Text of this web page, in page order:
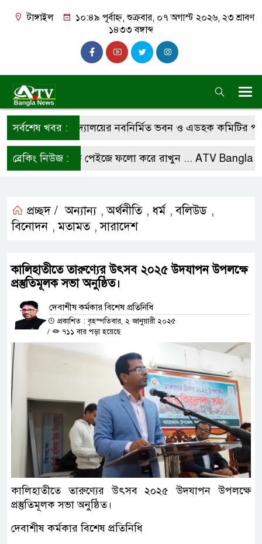
টাঙ্গাইল
১০:৪৯ পূর্বাহ্ন, শুক্রবার, ০৭ অগাস্ট ২০২৬, ২৩ শ্রাবণ
১৪৩৩ বঙ্গাব্দ
সর্বশেষ খবর :
চারান উচ্চ বিদ্যালয়ের নবনির্মিত ভবন ও এডহক কমিটির
ব্রেকিং নিউজ :ফেসবুক পেইজে ফলো করে রাখুন ...ATV Bangla
প্রচ্ছদ / অন্যান্য ,অর্থনীতি , ধর্ম ,বলিউড ,
বিনোদন ,মতামত ,সারাদেশ
কালিহাতীতে তারুণ্যের উৎসব ২০২৫ উদযাপন উপলক্ষে
প্রস্তুতিমূলক সভা অনুষ্ঠিত।
দেবাশীষ কর্মকার বিশেষ প্রতিনিধি
প্রকাশিত : বৃহস্পতিবার, ২ জানুয়ারী ২০২৫
/
৭১১ বার পড়া হয়েছে
কালিহাতীতে তারুণ্যের উৎসব ২০২৫ উদযাপন উপলক্ষে
প্রস্তুতিমূলক সভা অনুষ্ঠিত।
দেবাশীষ কর্মকার বিশেষ প্রতিনিধি